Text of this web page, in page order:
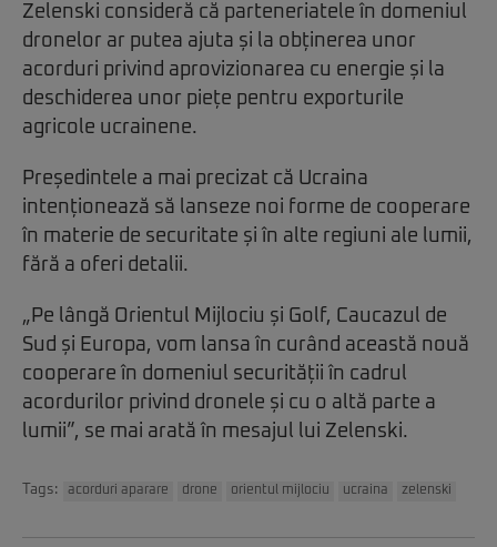
Zelenski consideră că parteneriatele în domeniul
dronelor ar putea ajuta și la obținerea unor
acorduri privind aprovizionarea cu energie și la
deschiderea unor piețe pentru exporturile
agricole ucrainene.
Președintele a mai precizat că Ucraina
intenționează să lanseze noi forme de cooperare
în materie de securitate și în alte regiuni ale lumii,
fără a oferi detalii.
„Pe lângă Orientul Mijlociu și Golf, Caucazul de
Sud și Europa, vom lansa în curând această nouă
cooperare în domeniul securității în cadrul
acordurilor privind dronele și cu o altă parte a
lumii”, se mai arată în mesajul lui Zelenski.
Tags: acorduri aparare drone orientul mijlociu ucraina zelenski